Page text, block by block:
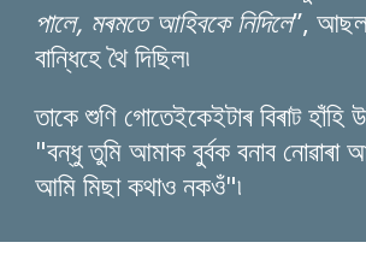
পালে, মৰমতে আহিবকে নিদিলে”,
বান্ধিহে থৈ দিছিল৷
তাকে শুণি গোতেইকেইটাৰ বিৰাটহাঁহি
"বন্ধু তুমি আমাক বুৰ্বক বনাব
আমি মিছা কথাও নকওঁ"৷